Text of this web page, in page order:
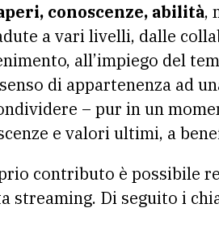
conoscenze, abilità,
a vari livelli, dalle
all’impiego del
di appartenenza ad
– pur in un
e valori ultimi, a
contributo è possibile
streaming. Di seguito i